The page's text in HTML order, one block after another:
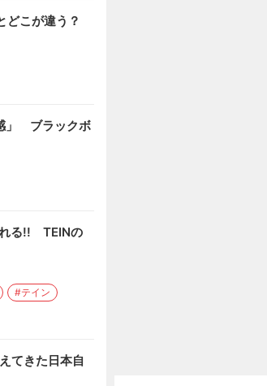
こが違う？
」 ブラックボ
れる!! TEINの
#テイン
てきた日本自